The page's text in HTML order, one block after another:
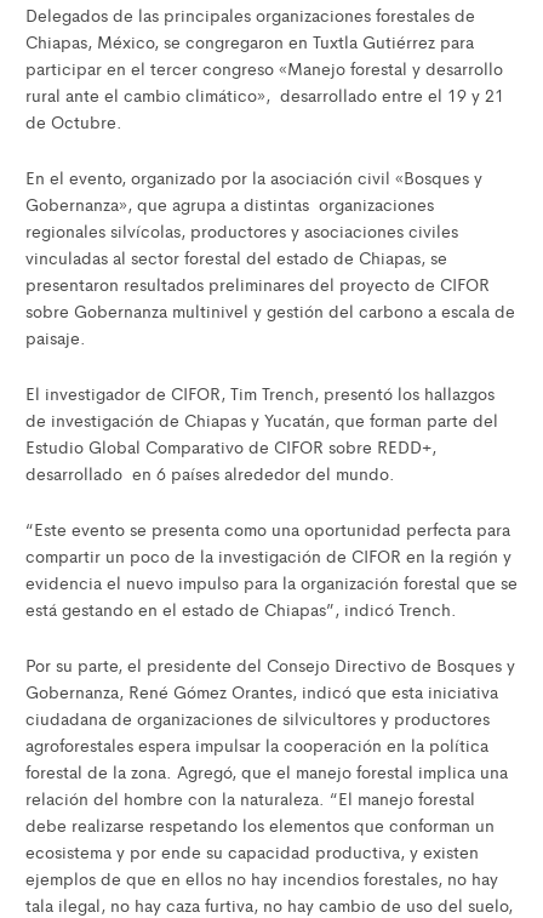
Delegados de las principales organizaciones forestales de
Chiapas, México, se congregaron en Tuxtla Gutiérrez para
participar en el tercer congreso «Manejo forestal y desarrollo
rural ante el cambio climático», desarrollado entre el 19 y 21
de Octubre.
En el evento, organizado por la asociación civil «Bosques y
Gobernanza», que agrupa a distintas organizaciones
regionales silvícolas, productores y asociaciones civiles
vinculadas al sector forestal del estado de Chiapas, se
presentaron resultados preliminares del proyecto de CIFOR
sobre Gobernanza multinivel y gestión del carbono a escala de
paisaje.
El investigador de CIFOR, Tim Trench, presentó los hallazgos
de investigación de Chiapas y Yucatán, que forman parte del
Estudio Global Comparativo de CIFOR sobre REDD+,
desarrollado en 6 países alrededor del mundo.
“Este evento se presenta como una oportunidad perfecta para
compartir un poco de la investigación de CIFOR en la región y
evidencia el nuevo impulso para la organización forestal que se
está gestando en el estado de Chiapas”, indicó Trench.
Por su parte, el presidente del Consejo Directivo de Bosques y
Gobernanza, René Gómez Orantes, indicó que esta iniciativa
ciudadana de organizaciones de silvicultores y productores
agroforestales espera impulsar la cooperación en la política
forestal de la zona. Agregó, que el manejo forestal implica una
relación del hombre con la naturaleza. “El manejo forestal
debe realizarse respetando los elementos que conforman un
ecosistema y por ende su capacidad productiva, y existen
ejemplos de que en ellos no hay incendios forestales, no hay
tala ilegal, no hay caza furtiva, no hay cambio de uso del suelo,